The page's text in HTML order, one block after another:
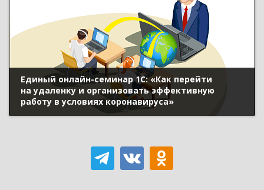
Единый онлайн-семинар 1С: «Как перейти
на удаленку и организовать эффективную
работу в условиях коронавируса»